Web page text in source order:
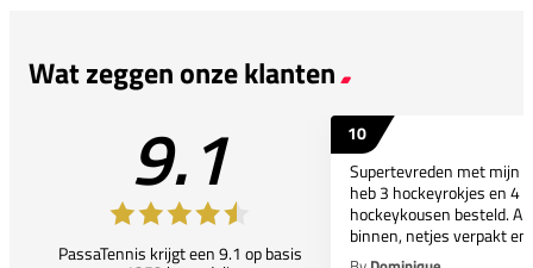
Wat zeggen onze klanten
9.1
PassaTennis krijgt een 9.1 op basis
10
Supertevreden met mijn
heb 3 hockeyrokjes en 4
hockeykousen besteld.
binnen, netjes verpakt